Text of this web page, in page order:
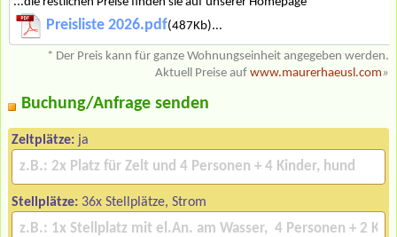
Preisliste 2026.pdf(487Kb)...
* Der Preis kann für ganze Wohnungseinheit angegeben werden.
Aktuell Preise auf www.maurerhaeusl.com»
Buchung/Anfrage senden
Zeltplätze: ja
Stellplätze: 36x Stellplätze, Strom